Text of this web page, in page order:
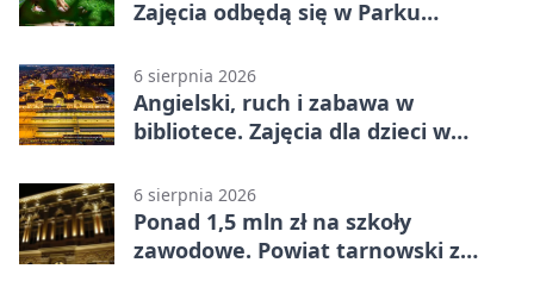
Zajęcia odbędą się w Parku
6 sierpnia 2026
Angielski, ruch i zabawa w
bibliotece. Zajęcia dla dzieci w
6 sierpnia 2026
Ponad 1,5 mln zł na szkoły
zawodowe. Powiat tarnowski z